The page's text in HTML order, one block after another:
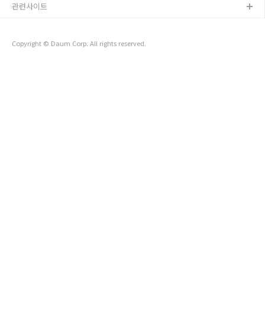
Copyright © Daum Corp. All rights reserved.
관련사이트